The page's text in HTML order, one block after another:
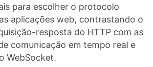
para escolher o protocolo
aplicações web, contrastando o
resposta do HTTP com as
comunicação em tempo real e
WebSocket.